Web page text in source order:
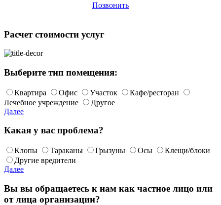
Позвонить
Расчет стоимости услуг
Выберите тип помещения:
Квартира Офис Участок
Кафе/ресторан
Лечебное учреждение
Другое
Далее
Какая у вас проблема?
Клопы Тараканы Грызуны Осы
Клещи/блоки
Другие вредители
Далее
Вы вы обращаетесь к нам как частное лицо или
от лица организации?